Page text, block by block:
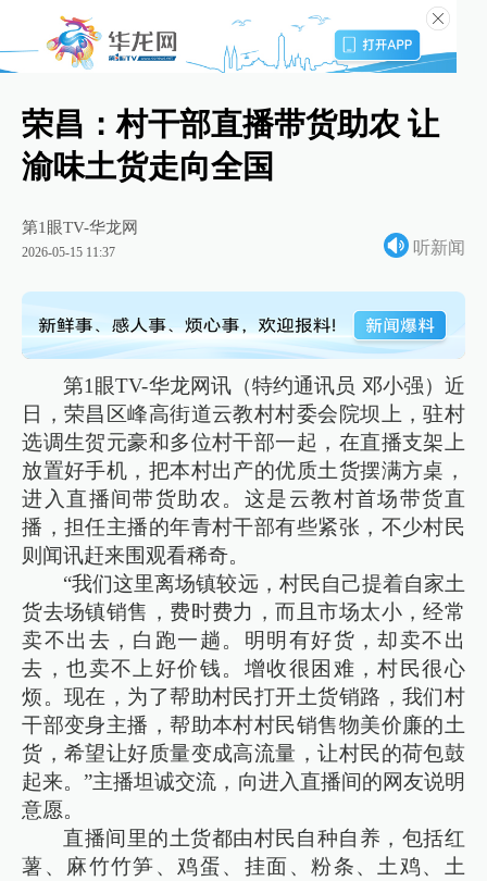
荣昌：村干部直播带货助农 让
渝味土货走向全国
第1眼TV-华龙网
2026-05-15 11:37 听新闻
第1眼TV-华龙网讯（特约通讯员 邓小强）近
日，荣昌区峰高街道云教村村委会院坝上，驻村
选调生贺元豪和多位村干部一起，在直播支架上
放置好手机，把本村出产的优质土货摆满方桌，
进入直播间带货助农。这是云教村首场带货直
播，担任主播的年青村干部有些紧张，不少村民
则闻讯赶来围观看稀奇。
“我们这里离场镇较远，村民自己提着自家土
货去场镇销售，费时费力，而且市场太小，经常
卖不出去，白跑一趟。明明有好货，却卖不出
去，也卖不上好价钱。增收很困难，村民很心
烦。现在，为了帮助村民打开土货销路，我们村
干部变身主播，帮助本村村民销售物美价廉的土
货，希望让好质量变成高流量，让村民的荷包鼓
起来。”主播坦诚交流，向进入直播间的网友说明
意愿。
直播间里的土货都由村民自种自养，包括红
薯、麻竹竹笋、鸡蛋、挂面、粉条、土鸡、土